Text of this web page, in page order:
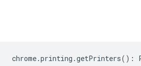
chrome.printing .getPrinters() :